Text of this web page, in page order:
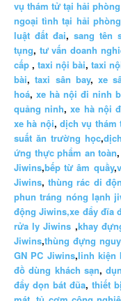
vụ thám tử tại hải phòng
ngoại tình tại hải phòng
luật đất đai, sang tên
tụng, tư vấn doanh
cấp , taxi nội bài, taxi
bài,taxi sân bay,xe
hoá, xe hà nội đi ninh
quảng ninh,xe hà nội
xe hà nội,dịch vụ thám
suất ăn trường học,
ứng thực phẩm an toàn,
Jiwins,bếp từ âm quầy,
Jiwins,thùng rác di
phun tráng nóng lạnh
động Jiwins,xe đẩy đĩa
rửa ly Jiwins ,khay
Jiwins,thùng đựng
GN PC Jiwins,linh kiện
đồ dùng khách sạn,
đẩy dọn bát đũa, thiết